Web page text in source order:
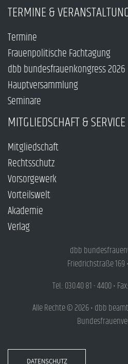
TERMINE &
Termine
Frauenpolitische Fachtagung
dbb bundesfrauenkongress 2026
Hauptversammlung
Seminare
MITGLIEDSCHAFT & SERVICE
Mitgliedschaft
Rechtsschutz
Vorsorgewerk
Vorteilswelt
Akademie
Verlag
dbb
Friedrichstraße 169
Tel.: 030.40 81 - 4400 •
Alle Rechte © 2026 • dbb
DATENSCHUTZ